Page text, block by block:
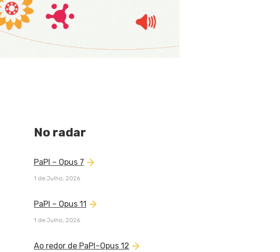
No radar
PaPI – Opus 7
1 de Julho, 2026
PaPI – Opus 11
1 de Julho, 2026
Ao redor de PaPI–Opus 12